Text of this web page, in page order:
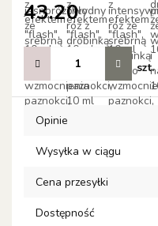
43.20
szt.
Opinie
Wysyłka w ciągu
Cena przesyłki
Dostępność